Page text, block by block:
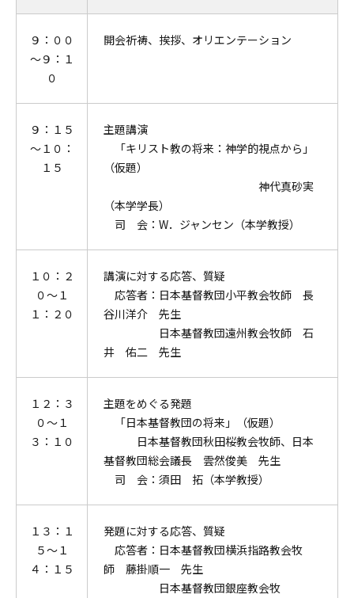
９：００
～９：１
０
開会祈祷、挨拶、オリエンテーション
９：１５
～１０：
１５
主題講演
「キリスト教の将来：神学的視点から」
（仮題）
神代真砂実
（本学学長）
司 会：W．ジャンセン（本学教授）
１０：２
０～１
１：２０
講演に対する応答、質疑
応答者：日本基督教団小平教会牧師 長
谷川洋介 先生
日本基督教団遠州教会牧師 石
井 佑二 先生
１２：３
０～１
３：１０
主題をめぐる発題
「日本基督教団の将来」（仮題）
日本基督教団秋田桜教会牧師、日本
基督教団総会議長 雲然俊美 先生
司 会：須田 拓（本学教授）
１３：１
５～１
４：１５
発題に対する応答、質疑
応答者：日本基督教団横浜指路教会牧
師 藤掛順一 先生
日本基督教団銀座教会牧